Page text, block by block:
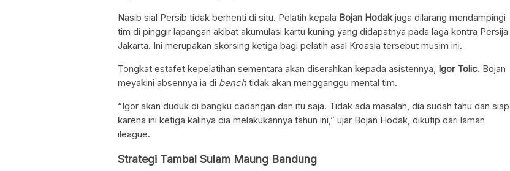
Nasib sial Persib tidak berhenti di situ. Pelatih kepala Bojan Hodakjuga dilarang mendampingi
tim di pinggir lapangan akibat akumulasi kartu kuning yang didapatnya pada laga kontra Persija
Jakarta. Ini merupakan skorsing ketiga bagi pelatih asal Kroasia tersebut musim ini.
Tongkat estafet kepelatihan sementara akan diserahkan kepada asistennya, Igor Tolic. Bojan
meyakini absennya ia di benchtidak akan mengganggu mental tim.
“Igor akan duduk di bangku cadangan dan itu saja. Tidak ada masalah, dia sudah tahu dan siap
karena ini ketiga kalinya dia melakukannya tahun ini,” ujar Bojan Hodak, dikutip dari laman
ileague.
Strategi Tambal Sulam Maung Bandung